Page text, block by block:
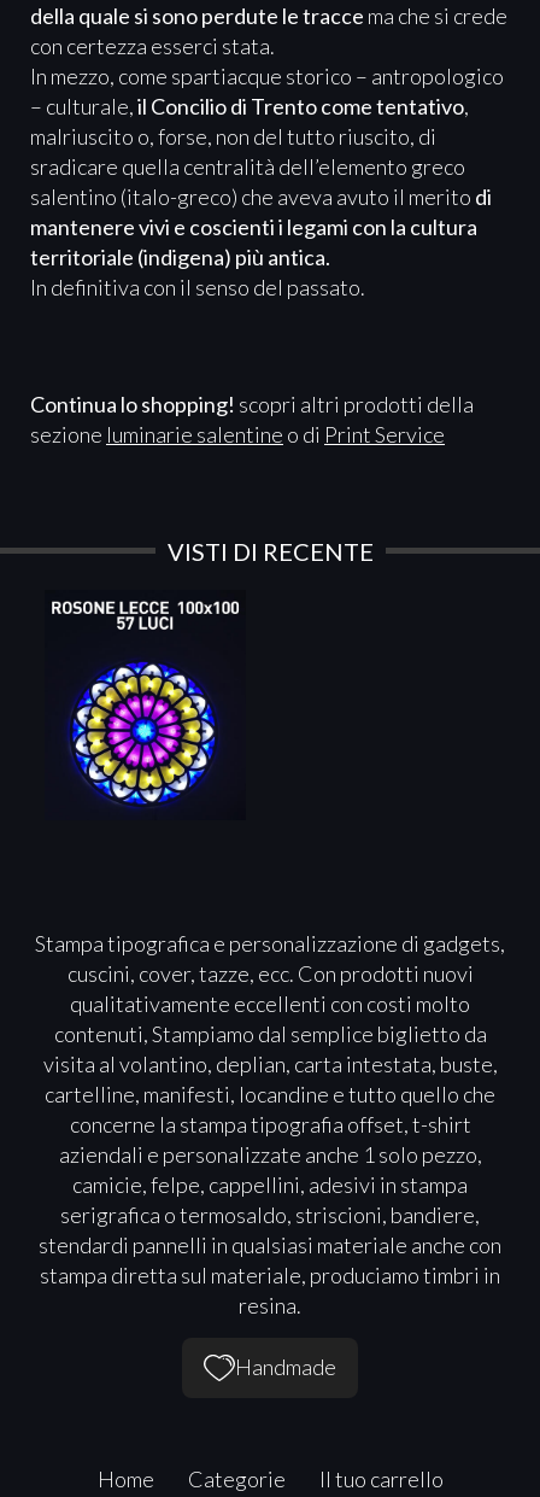
della quale si sono perdute le tracce ma che si crede
con certezza esserci stata.
In mezzo, come spartiacque storico – antropologico
– culturale,il Concilio di Trento come tentativo,
malriuscito o, forse, non del tutto riuscito, di
sradicare quella centralità dell’elemento greco
salentino (italo-greco) che aveva avuto il merito di
mantenere vivi e coscienti i legami con la cultura
territoriale (indigena) più antica.
In definitiva con il senso del passato.
Continua lo shopping! scopri altri prodotti della
sezione luminarie salentine o di Print Service
VISTI DI RECENTE
Stampa tipografica e personalizzazione di gadgets,
cuscini, cover, tazze, ecc. Con prodotti nuovi
qualitativamente eccellenti con costi molto
contenuti, Stampiamo dal semplice biglietto da
visita al volantino, deplian, carta intestata, buste,
cartelline, manifesti, locandine e tutto quello che
concerne la stampa tipografia offset, t-shirt
aziendali e personalizzate anche 1 solo pezzo,
camicie, felpe, cappellini, adesivi in stampa
serigrafica o termosaldo, striscioni, bandiere,
stendardi pannelli in qualsiasi materiale anche con
stampa diretta sul materiale, produciamo timbri in
resina.
Handmade
Home Categorie Il tuo carrello